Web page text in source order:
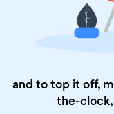
and to top it off,
the-clock,